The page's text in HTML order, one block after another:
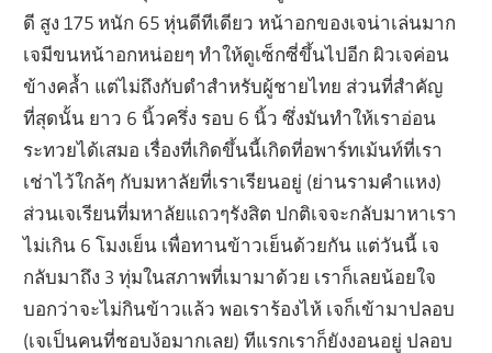
ดี สูง 175 หนัก 65 หุ่นดีทีเดียว หน้าอกของเจน่าเล่นมาก
เจมีขนหน้าอกหน่อยๆ ทำให้ดูเซ็กซี่ขึ้นไปอีก ผิวเจค่อน
ข้างคล้ำ แต่ไม่ถึงกับดำสำหรับผู้ชายไทย ส่วนที่สำคัญ
ที่สุดนั้น ยาว 6 นิ้วครึ่ง รอบ 6 นิ้ว ซึ่งมันทำให้เราอ่อน
ระทวยได้เสมอ เรื่องที่เกิดขึ้นนี้เกิดที่อพาร์ทเม้นท์ที่เรา
เช่าไว้ใกล้ๆ กับมหาลัยที่เราเรียนอยู่ (ย่านรามคำแหง)
ส่วนเจเรียนที่มหาลัยแถวๆรังสิต ปกติเจจะกลับมาหาเรา
ไม่เกิน 6 โมงเย็น เพื่อทานข้าวเย็นด้วยกัน แต่วันนี้ เจ
กลับมาถึง 3 ทุ่มในสภาพที่เมามาด้วย เราก็เลยน้อยใจ
บอกว่าจะไม่กินข้าวแล้ว พอเราร้องไห้ เจก็เข้ามาปลอบ
(เจเป็นคนที่ชอบง้อมากเลย) ทีแรกเราก็ยังงอนอยู่ ปลอบ